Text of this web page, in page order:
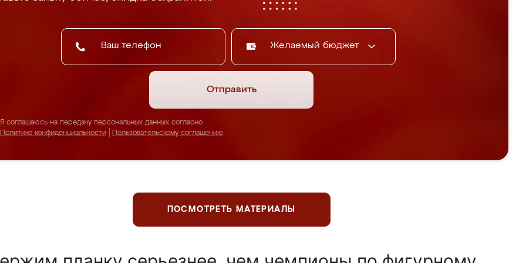
Желаемый бюджет
Отправить
Я соглашаюсь на передачу персональных данных согласно
Политике конфиденциальности
Пользовательскому соглашению
ПОСМОТРЕТЬ МАТЕРИАЛЫ